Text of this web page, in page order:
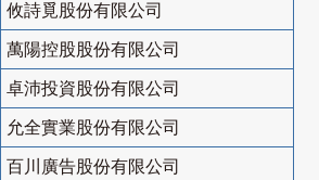
攸詩覓股份有限公司
萬陽控股股份有限公司
卓沛投資股份有限公司
允全實業股份有限公司
百川廣告股份有限公司